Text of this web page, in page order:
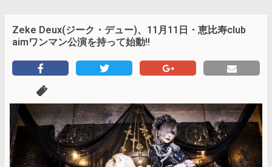
Zeke Deux(ジーク・デュー)、11月11日・恵比寿club
aimワンマン公演を持って始動!!